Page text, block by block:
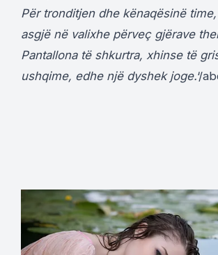
Për tronditjen dhe kënaqësinë
asgjë në valixhe përveç gjërave
Pantallona të shkurtra, xhinse të
ushqime, edhe një dyshek joge.‘/